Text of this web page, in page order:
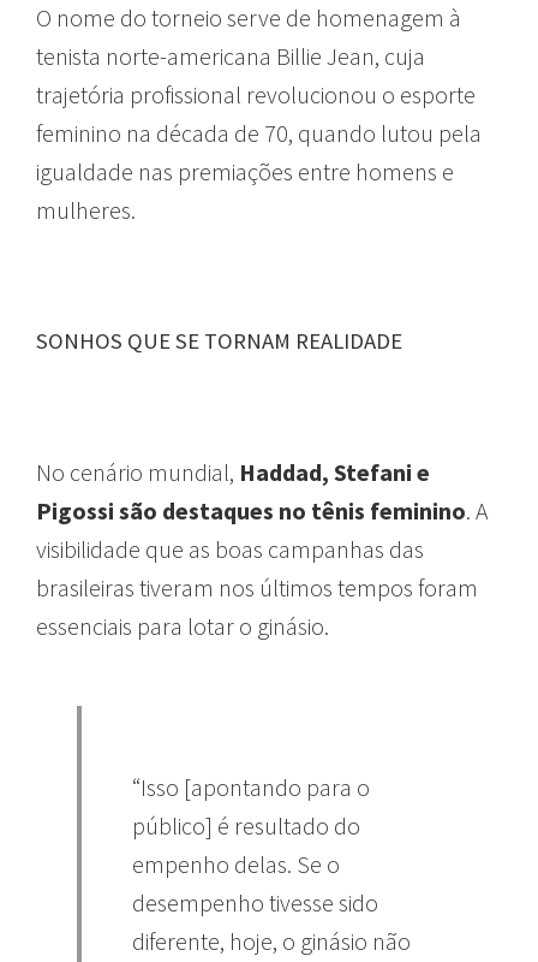
O nome do torneio serve de homenagem à
tenista norte-americana Billie Jean, cuja
trajetória profissional revolucionou o esporte
feminino na década de 70, quando lutou pela
igualdade nas premiações entre homens e
mulheres.
SONHOS QUE SE TORNAM REALIDADE
No cenário mundial, Haddad, Stefani e
Pigossi são destaques no tênis feminino. A
visibilidade que as boas campanhas das
brasileiras tiveram nos últimos tempos foram
essenciais para lotar o ginásio.
“Isso [apontando para o
público] é resultado do
empenho delas. Se o
desempenho tivesse sido
diferente, hoje, o ginásio não